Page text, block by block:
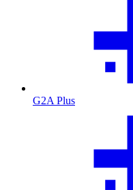
G2A Plus